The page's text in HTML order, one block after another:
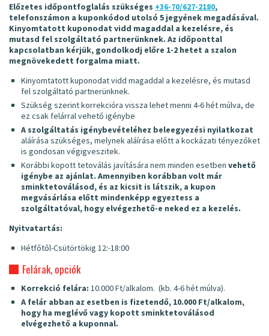
Előzetes időpontfoglalás szükséges +36-70/627-2180,
telefonszámon a kuponkódod utolsó 5 jegyének megadásával.
Kinyomtatott kuponodat vidd magaddal a kezelésre, és
mutasd fel szolgáltató partnerünknek. Az időponttal
kapcsolatban kérjük, gondolkodj előre 1-2 hetet a szalon
megnövekedett forgalma miatt.
Kinyomtatott kuponodat vidd magaddal a kezelésre, és mutasd
fel szolgáltató partnerünknek.
Szükség szerint korrekcióra vissza lehet menni 4-6 hét múlva, de
ez csak felárral vehető igénybe
A szolgáltatás igénybevételéhez beleegyezési nyilatkozat
aláírása szükséges, melynek aláírása előtt a kockázati tényezőket
is gondosan végigveszitek.
Korábbi kopott tetoválás javítására nem minden esetben vehető
igénybe az ajánlat. Amennyiben korábban volt már
sminktetoválásod, és az kicsit is látszik, a kupon
megvásárlása előtt mindenképp egyeztess a
szolgáltatóval, hogy elvégezhető-e neked ez a kezelés.
Nyitvatartás:
Hétfőtől-Csütörtökig 12:-18:00
Felárak, opciók
Korrekció felára: 10.000 Ft/alkalom. (kb. 4-6 hét múlva).
A felár abban az esetben is fizetendő, 10.000 Ft/alkalom,
hogy ha meglévő vagy kopott sminktetoválásod
elvégezhető a kuponnal.